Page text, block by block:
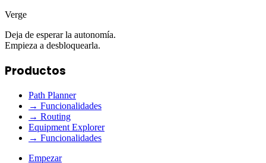
Verge
Deja de esperar la autonomía.
Empieza a desbloquearla.
Productos
Path Planner
→ Funcionalidades
→ Routing
Equipment Explorer
→ Funcionalidades
Empezar